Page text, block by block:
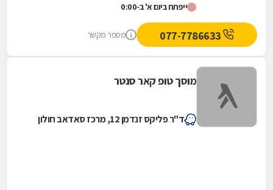
ייפתח ביום א' ב-0:00
מספר מקשר
מוסך טופ קאר סנטר
ד"ר פליקס זנדמן 12, מרכז סאדאב חולון